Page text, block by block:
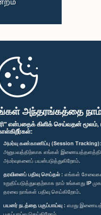
அந்தரங்கத்தை
என்பதைக் கிளிக் செய்வதன்
அமர்வு கண்காணிப்பு (Session Tracking):
அனுபவத்திற்காக எங்கள்
அமர்வுகளைப் பயன்படுத்துகிறோம்.
தரவினைப் பதிவு செய்தல் : எங்கள்
உறுதிப்படுத்துவதற்காக நாம் உங்களது IP
தரவை நாங்கள் பதிவு செய்கிறோம்.
பயனர் நடத்தை பகுப்பாய்வு : எமது